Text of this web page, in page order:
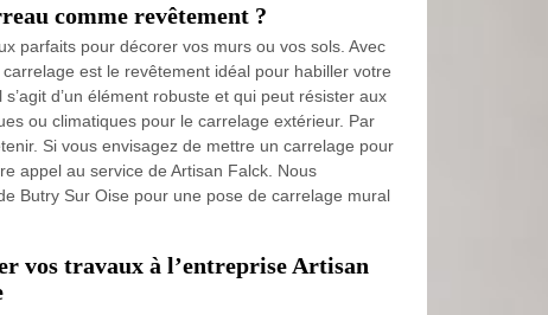
comme revêtement ?
parfaits pour décorer vos murs ou vos sols. Avec
est le revêtement idéal pour habiller votre
d’un élément robuste et qui peut résister aux
ou climatiques pour le carrelage extérieur. Par
Si vous envisagez de mettre un carrelage pour
appel au service de Artisan Falck. Nous
Butry Sur Oise pour une pose de carrelage mural
vos travaux à l’entreprise Artisan